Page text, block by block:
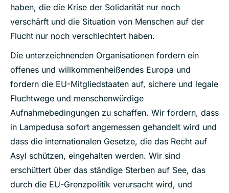
haben, die die Krise der Solidarität nur noch
verschärft und die Situation von Menschen auf der
Flucht nur noch verschlechtert haben.
Die unterzeichnenden Organisationen fordern ein
offenes und willkommenheißendes Europa und
fordern die EU-Mitgliedstaaten auf, sichere und legale
Fluchtwege und menschenwürdige
Aufnahmebedingungen zu schaffen. Wir fordern, dass
in Lampedusa sofort angemessen gehandelt wird und
dass die internationalen Gesetze, die das Recht auf
Asyl schützen, eingehalten werden. Wir sind
erschüttert über das ständige Sterben auf See, das
durch die EU-Grenzpolitik verursacht wird, und